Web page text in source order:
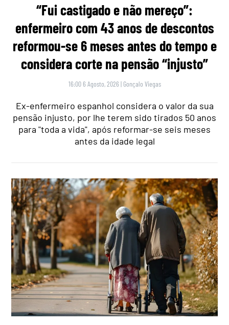
“Fui castigado e não mereço”:
enfermeiro com 43 anos de descontos
reformou-se 6 meses antes do tempo e
considera corte na pensão “injusto”
16:00 6 Agosto, 2026 | Gonçalo Viegas
Ex-enfermeiro espanhol considera o valor da sua
pensão injusto, por lhe terem sido tirados 50 anos
para "toda a vida", após reformar-se seis meses
antes da idade legal